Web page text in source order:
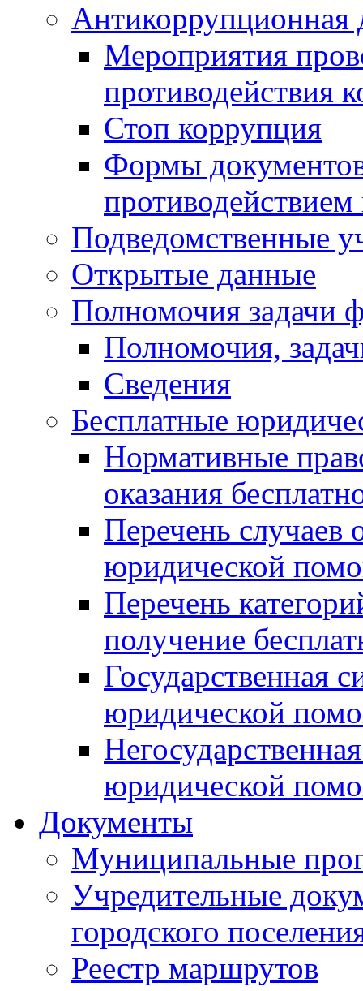
Антикоррупционная
Мероприятия
противодействия
Стоп коррупция
Формы
Подведомственные
Открытые данные
Полномочия задачи
Полномочия,
Сведения
Бесплатные
Нормативные
оказания
Перечень случаев
юридической
Перечень
получение
Государственная
юридической
юридической
Документы
Муниципальные
Учредительные
городского
Реестр маршрутов